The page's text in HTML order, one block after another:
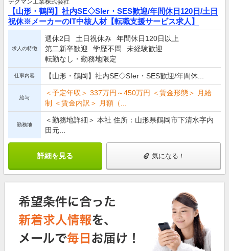
【山形・鶴岡】社内SE◇SIer・SES歓迎/年間休日120日/土日
祝休※メーカーのIT中核人材【転職支援サービス求人】
求人の特徴
週休2日 土日祝休み
年間休日120日以上
第二新卒歓迎
学歴不問
未経験歓迎
転勤なし・勤務地限定
仕事内容 【山形・鶴岡】社内SE◇SIer・SES歓迎/年間休...
給与
＜予定年収＞ 337万円～450万円 ＜賃金形態＞ 月給
制 ＜賃金内訳＞ 月額（...
勤務地
＜勤務地詳細＞ 本社 住所：山形県鶴岡市下清水字内
田元...
詳細を見る 気になる！